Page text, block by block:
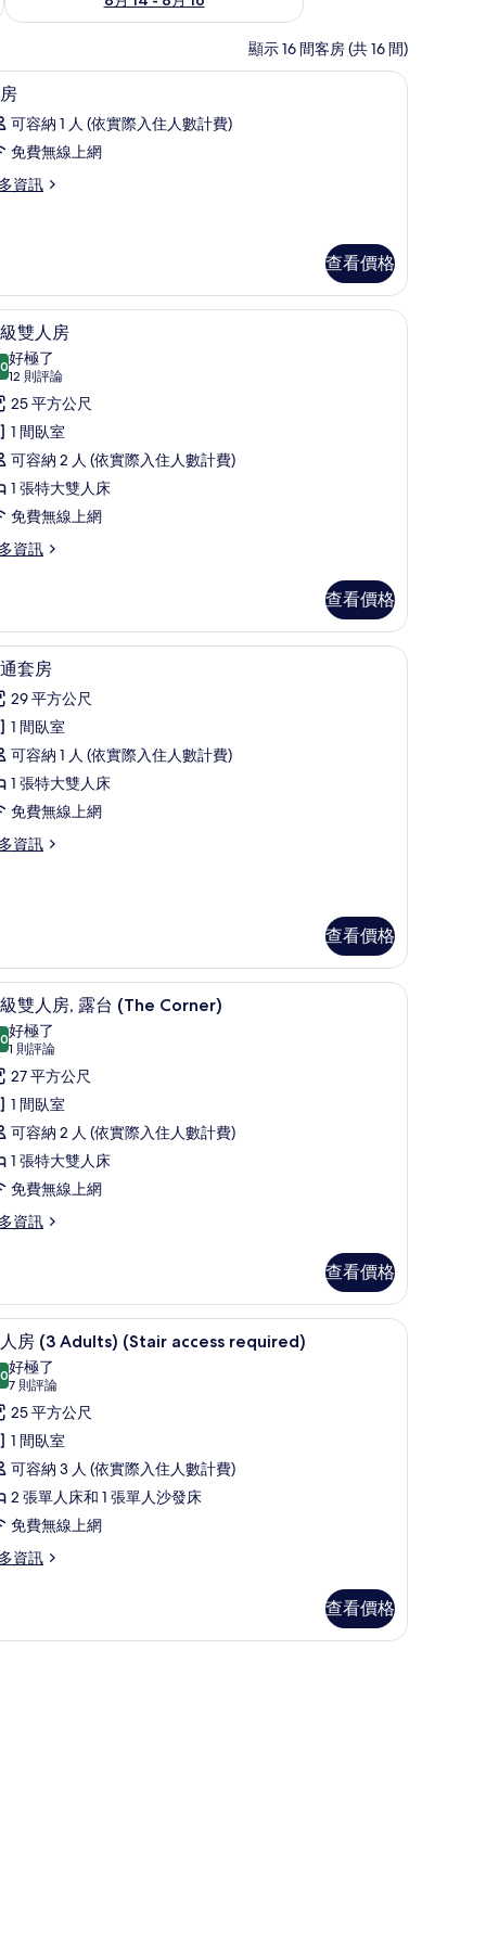
顯示 16 間客房 (共 16 間)
簾 迷你吧、客房內保險箱、書桌、遮光布/窗簾
8
可容納 1 人 (依實際入住人數計費)
免費無線上網
資訊
查看價格
簾 迷你吧、客房內保險箱、書桌、遮光布/窗簾
4雙人房
分，滿分 10 分
好極了
12 則評論
(12
則
評
論)
25 平方公尺
1 間臥室
可容納 2 人 (依實際入住人數計費)
1 張特大雙人床
免費無線上網
資訊
查看價格
簾 迷你吧、客房內保險箱、書桌、遮光布/窗簾
6 套房
29 平方公尺
1 間臥室
可容納 1 人 (依實際入住人數計費)
1 張特大雙人床
免費無線上網
資訊
查看價格
簾 迷你吧、客房內保險箱、書桌、遮光布/窗簾
5 雙人房, 露台 (The Corner)
分，滿分 10 分
好極了
1 則評論
(1
則
評
論)
27 平方公尺
1 間臥室
可容納 2 人 (依實際入住人數計費)
1 張特大雙人床
免費無線上網
資訊
查看價格
光布/窗簾 迷你吧、客房內保險箱、書桌、遮光布/窗簾
5 房 (3 Adults) (Stair access required)
分，滿分 10 分
好極了
7 則評論
(7
則
評
論)
25 平方公尺
1 間臥室
可容納 3 人 (依實際入住人數計費)
2 張單人床和 1 張單人沙發床
免費無線上網
資訊
查看價格